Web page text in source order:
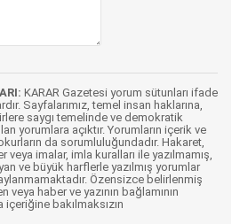
KARAR Gazetesi yorum sütunları ifade
Sayfalarımız, temel insan haklarına,
saygı temelinde ve demokratik
yorumlara açıktır. Yorumların içerik ve
da sorumluluğundadır. Hakaret,
imalar, imla kuralları ile yazılmamış,
ve büyük harflerle yazılmış yorumlar
Özensizce belirlenmiş
veya haber ve yazının bağlamının
içeriğine bakılmaksızın